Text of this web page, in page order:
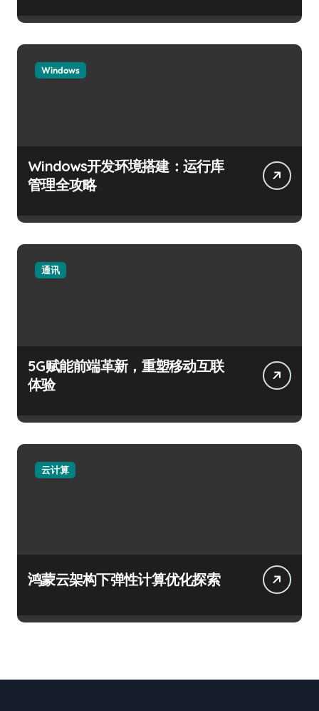
Windows
Windows开发环境搭建：运行库
管理全攻略
通讯
5G赋能前端革新，重塑移动互联
体验
云计算
鸿蒙云架构下弹性计算优化探索